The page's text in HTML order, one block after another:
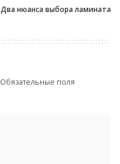
Два нюанса выбора ламината
Обязательные поля